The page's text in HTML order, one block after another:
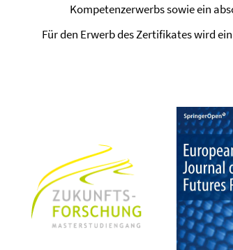
Kompetenzerwerbs sowie ein
Für den Erwerb des Zertifikates wird